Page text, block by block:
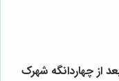
از چهاردانگه شهرک